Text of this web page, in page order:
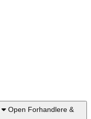
Open Forhandlere &